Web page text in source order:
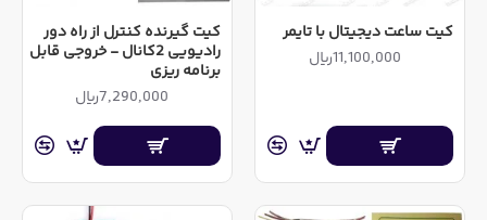
کیت ساعت دیجیتال با تایمر
11,100,000ریال
کیت گیرنده کنترل از راه دور
رادیویی 2کانال - خروجی قابل
برنامه ریزی
7,290,000ریال